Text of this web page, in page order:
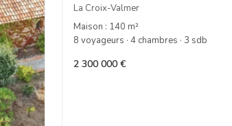
La Croix-Valmer
Maison : 140 m²
8 voyageurs · 4 chambres · 3 sdb
2 300 000 €